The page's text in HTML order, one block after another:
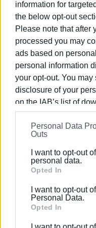
information for
the below opt-out
Please note that after
processed you may
ads based on
personal information
your opt-out. You
disclosure of your
on the IAB’s list of
information may also
on theIAB’s List of
further disclose it to
Please note that this
Google services and
behaviour. You may
Google and its third-
Personal Data
Outs
I want to opt-out
personal data.
Opted In
I want to opt-out
Personal Data.
Opted In
πληρώνει για ένα
αποζημιώνει για τη
γνώσης.
Η Ιταλία απέκτησε
συγκρουστεί με τις
αναγκαστεί πρώτα να
το καλύψει. Και τότε
χρειάζεται ένας
γιατί άργησε τόσο.
Όσο για την αναγκαία
ευρωπαϊκή πολιτική
εθνικές πρωτοβουλίες;
Εμφανίσεις: 2585